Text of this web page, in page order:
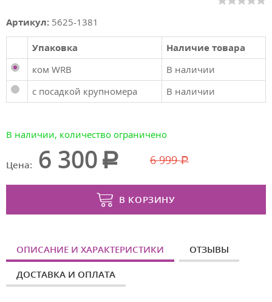
Артикул: 5625-1381
Упаковка
Наличие товара
ком WRB
В наличии
с посадкой крупномера
В наличии
В наличии, количество ограничено
Цена: 6 300 6 999
В КОРЗИНУ
ОПИСАНИЕ И ХАРАКТЕРИСТИКИ ОТЗЫВЫ
ДОСТАВКА И ОПЛАТА